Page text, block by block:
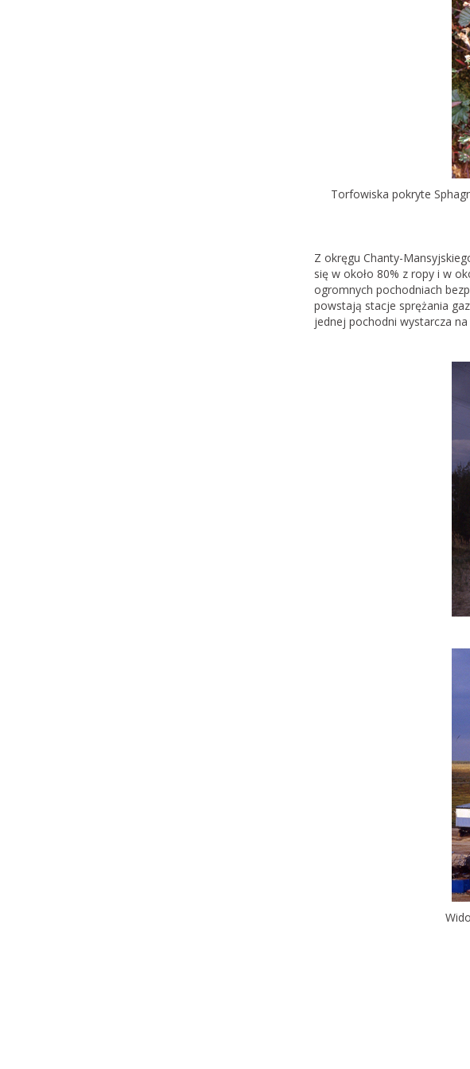
Torfowiska pokryte
Z okręgu Chanty-
się w około 80% z ropy i w
ogromnych pochodniach
powstają stacje sprężania
jednej pochodni wystarcza